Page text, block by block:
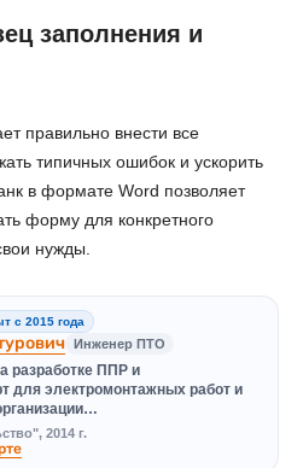
заполнения и
правильно внести все
типичных ошибок и ускорить
в формате Word позволяет
форму для конкретного
нужды.
с 2015 года
Инженер ПТО
разработке ППР и
для электромонтажных работ и
2014 г.